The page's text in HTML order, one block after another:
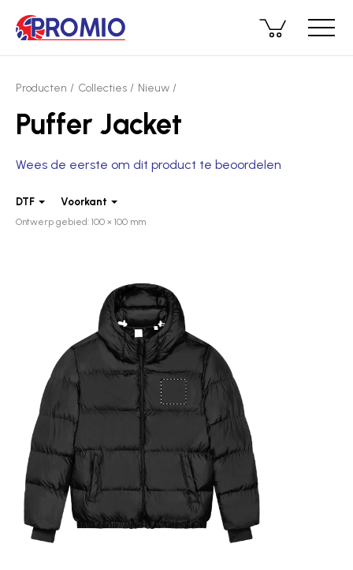
Producten Collecties Nieuw
Puffer Jacket
Wees de eerste om dit product te beoordelen
DTF Voorkant
Ontwerp gebied: 100 × 100 mm